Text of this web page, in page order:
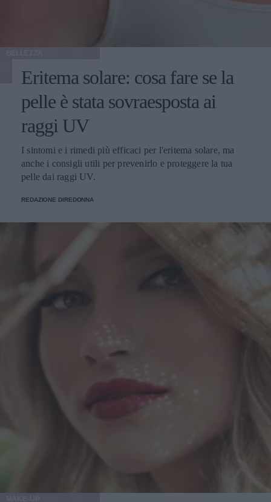
Eritema solare: cosa fare se la
pelle è stata sovraesposta ai
raggi UV
I sintomi e i rimedi più efficaci per l'eritema solare, ma
anche i consigli utili per prevenirlo e proteggere la tua
pelle dai raggi UV.
REDAZIONE DIREDONNA